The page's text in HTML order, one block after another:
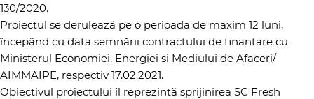
130/2020.
Proiectul se derulează pe o perioada de maxim 12 luni,
începând cu data semnării contractului de finanțare cu
Ministerul Economiei, Energiei si Mediului de Afaceri/
AIMMAIPE, respectiv 17.02.2021.
Obiectivul proiectului îl reprezintă sprijinirea SC Fresh